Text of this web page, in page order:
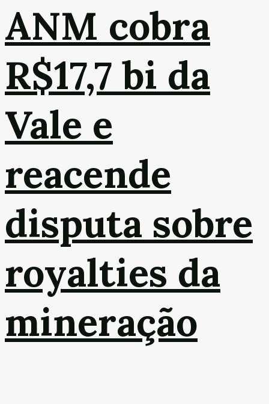
ANM cobra
R$17,7 bi da
Vale e
reacende
disputa sobre
royalties da
mineração